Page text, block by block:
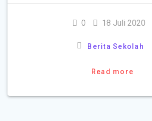
0 18 Juli 2020
Berita Sekolah
Read more